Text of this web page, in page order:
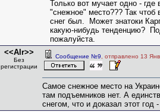
Только вот мучает одно - где
"снежное" место??? Так чтоб
снег был. Может знатоки
какую-нибудь тенденцию?
пожалуйста.
<<Alr>>
Без
регистрации
Сообщение №9 , отправлено 13
Самое снежное место на
там подъемников нет. А
снегом, что и доказал этот